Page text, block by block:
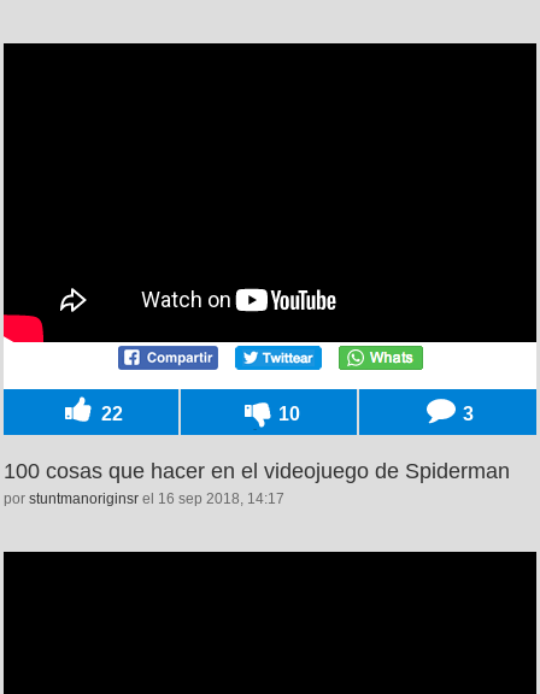
22 10 3
100 cosas que hacer en el videojuego de Spiderman
por stuntmanoriginsr el 16 sep 2018, 14:17